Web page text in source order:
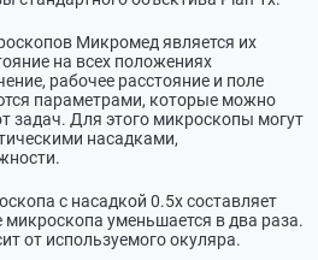
Микромед является их
на всех положениях
рабочее расстояние и поле
параметрами, которые можно
задач. Для этого микроскопы могут
насадками,
с насадкой 0.5х составляет
уменьшается в два раза.
от используемого окуляра.